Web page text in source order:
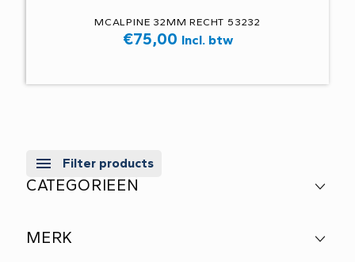
MCALPINE 32MM RECHT 53232
€75,00 Incl. btw
Filter products
CATEGORIEEN
MERK